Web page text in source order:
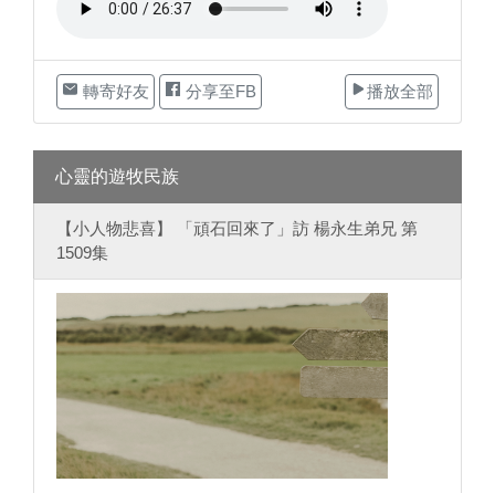
轉寄好友 分享至FB 播放全部
心靈的遊牧民族
【小人物悲喜】 「頑石回來了」訪 楊永生弟兄 第
1509集